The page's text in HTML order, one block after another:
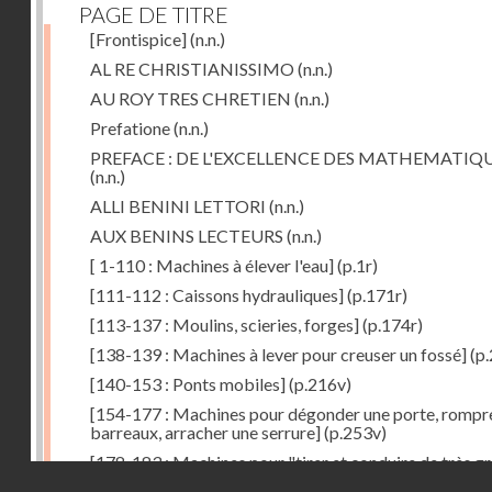
PAGE DE TITRE
[Frontispice](n.n.)
AL RE CHRISTIANISSIMO (n.n.)
AU ROY TRES CHRETIEN (n.n.)
Prefatione(n.n.)
PREFACE : DE L'EXCELLENCE DES
(n.n.)
ALLI BENINI LETTORI (n.n.)
AUX BENINS LECTEURS (n.n.)
[ 1-110 : Machines à élever l'eau](p.1r)
[111-112 : Caissons hydrauliques](p.171r)
[113-137 : Moulins, scieries, forges](p.174r)
[138-139 : Machines à lever pour creuser un fossé]
[140-153 : Ponts mobiles](p.216v)
[154-177 : Machines pour dégonder une porte,
barreaux, arracher une serrure](p.253v)
[178-183 : Machines pour "tirer et conduire de très